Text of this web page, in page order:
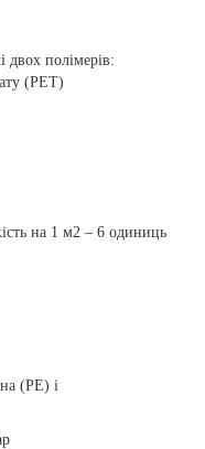
двох полімерів:
(PET)
на 1 м2 – 6 одиниць
(PE) і